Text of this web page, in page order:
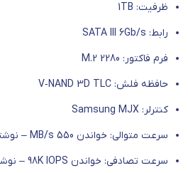
ظرفیت: 1TB
رابط: SATA III 6Gb/s
فرم فاکتور: M.2 2280
حافظه فلش: V‑NAND 3D TLC
کنترلر: Samsung MJX
سرعت متوالی: خواندن 550 MB/s – نوشتن 520 MB/s
سرعت تصادفی: خواندن 98K IOPS – نوشتن 90K IOPS